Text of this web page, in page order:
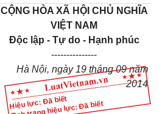
Hiệu lực: Đã biết
Tình trạng hiệu lực: Đã biết
CỘNG HÒA XÃ HỘI CHỦ NGHĨA
VIỆT NAM
Độc lập - Tự do - Hạnh phúc
---------------
Hà Nội, ngày 19 tháng 09 năm
2014